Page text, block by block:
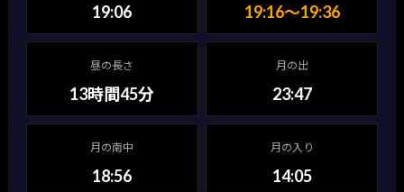
19:06 19:16〜19:36
昼の長さ
13時間45分
月の出
23:47
月の南中
18:56
月の入り
14:05